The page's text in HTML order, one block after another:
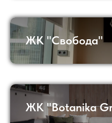
ЖК "Свобода"
ЖК "Botanika